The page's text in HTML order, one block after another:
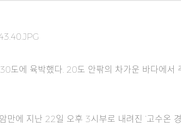
도에 육박했다. 20도 안팎의 차가운 바다에서
에 지난 22일 오후 3시부로 내려진 ‘고수온 경